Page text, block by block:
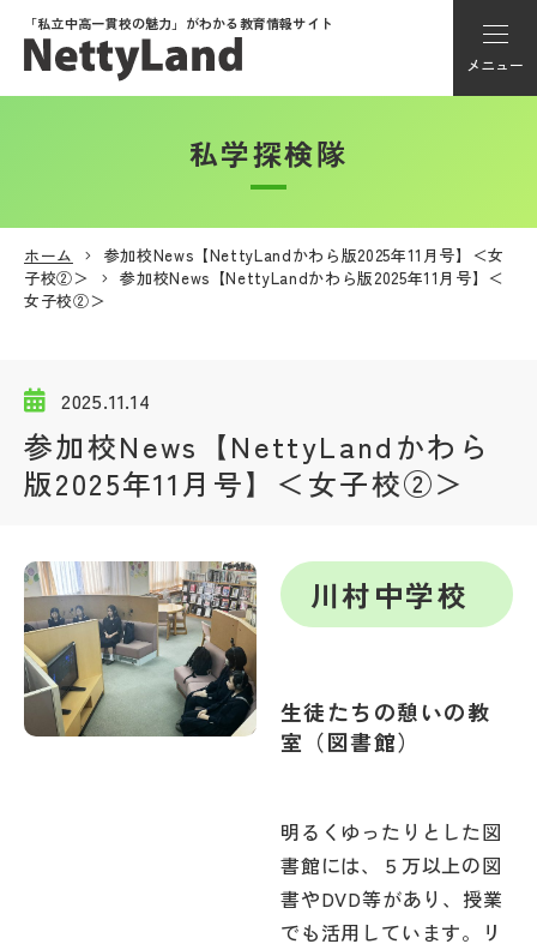
「私立中高一貫校の魅力」がわかる教育情報サイト
メニュー
アカウント登録
メニュー
学校動画
私学探検隊
帰国生受験情報
説明会・イベント情報
よみもの
私学探検隊
ホーム
参加校News【NettyLandかわら版2025年11月号】＜女
子校②＞
参加校News【NettyLandかわら版2025年11月号】＜
女子校②＞
2025.11.14
参加校News【NettyLandかわら
版2025年11月号】＜女子校②＞
川村中学校
生徒たちの憩いの教
室（図書館）
明るくゆったりとした図
書館には、５万以上の図
書やDVD等があり、授業
でも活用しています。リ